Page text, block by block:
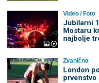
Video / Foto
Jubilarni
Mostaru
najbolje
Zvanično
London